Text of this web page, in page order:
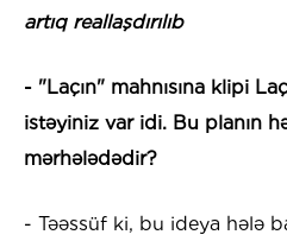
artıq reallaşdırılıb
- "Laçın" mahnısına klipi
istəyiniz var idi. Bu planın
mərhələdədir?
- Təəssüf ki, bu ideya hələ